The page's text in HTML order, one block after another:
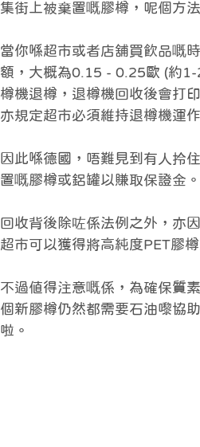
集街上被棄置嘅膠樽，呢個方
當你喺超市或者店舖買飲品嘅
額，大概為0.15 - 0.25歐 (約1-
樽機退樽，退樽機回收後會打
亦規定超市必須維持退樽機運
因此喺德國，唔難見到有人拎
置嘅膠樽或鋁罐以賺取保證金。
回收背後除咗係法例之外，亦
超市可以獲得將高純度PET膠
不過值得注意嘅係，為確保質
個新膠樽仍然都需要石油嚟協
啦。